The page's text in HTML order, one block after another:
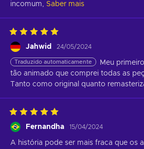
incomum,
Saber mais
Jahwid 24/05/2024
Traduzido automaticamente
Meu
tão animado que comprei todas as
Tanto como original quanto
Fernandha 15/04/2024
A história pode ser mais fraca que os